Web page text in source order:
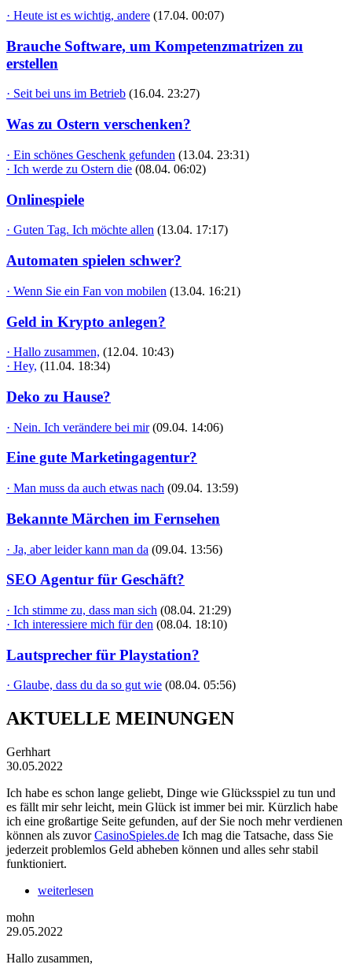
· Heute ist es wichtig, andere (17.04. 00:07)
Brauche Software, um Kompetenzmatrizen zu
erstellen
· Seit bei uns im Betrieb (16.04. 23:27)
Was zu Ostern verschenken?
· Ein schönes Geschenk gefunden (13.04. 23:31)
· Ich werde zu Ostern die (08.04. 06:02)
Onlinespiele
· Guten Tag. Ich möchte allen (13.04. 17:17)
Automaten spielen schwer?
· Wenn Sie ein Fan von mobilen (13.04. 16:21)
Geld in Krypto anlegen?
· Hallo zusammen, (12.04. 10:43)
· Hey, (11.04. 18:34)
Deko zu Hause?
· Nein. Ich verändere bei mir (09.04. 14:06)
Eine gute Marketingagentur?
· Man muss da auch etwas nach (09.04. 13:59)
Bekannte Märchen im Fernsehen
· Ja, aber leider kann man da (09.04. 13:56)
SEO Agentur für Geschäft?
· Ich stimme zu, dass man sich (08.04. 21:29)
· Ich interessiere mich für den (08.04. 18:10)
Lautsprecher für Playstation?
· Glaube, dass du da so gut wie (08.04. 05:56)
AKTUELLE MEINUNGEN
Gerhhart
30.05.2022
Ich habe es schon lange geliebt, Dinge wie Glücksspiel zu tun und
es fällt mir sehr leicht, mein Glück ist immer bei mir. Kürzlich habe
ich eine großartige Seite gefunden, auf der Sie noch mehr verdienen
können als zuvorCasinoSpieles.de Ich mag die Tatsache, dass Sie
jederzeit problemlos Geld abheben können und alles sehr stabil
funktioniert.
weiterlesen
mohn
29.05.2022
Hallo zusammen,